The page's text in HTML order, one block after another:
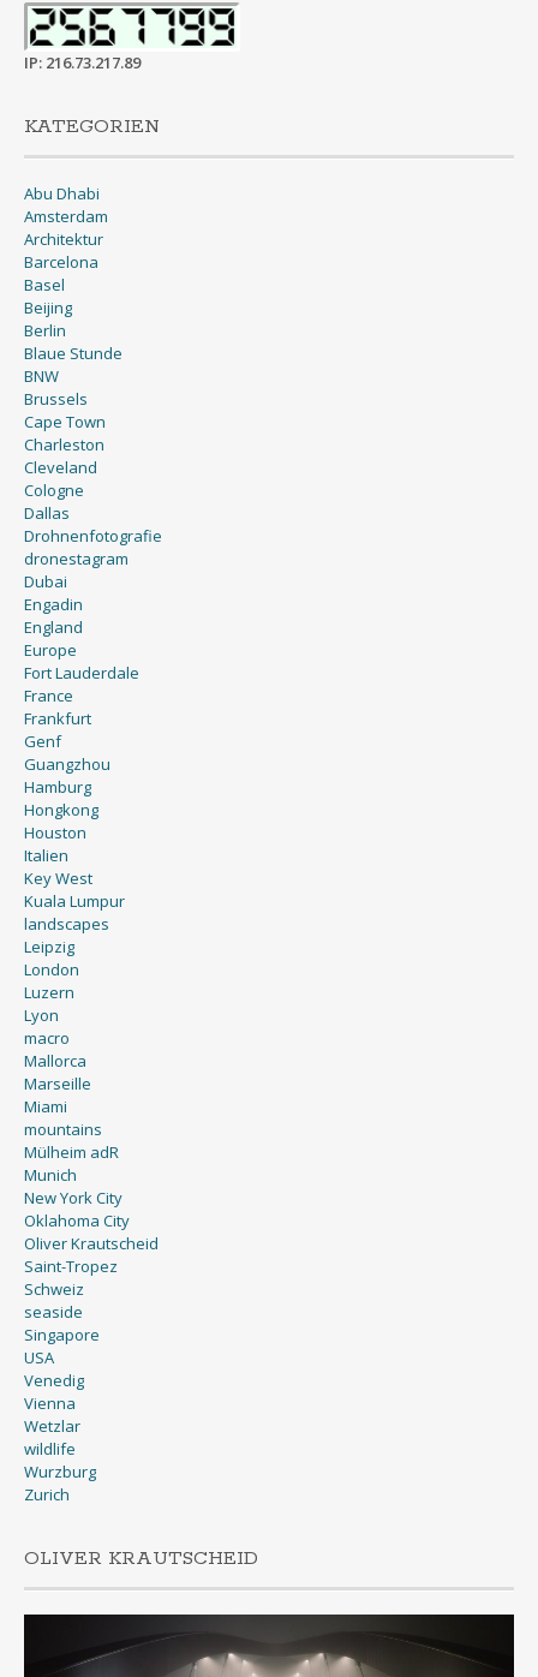
IP: 216.73.217.89
KATEGORIEN
Abu Dhabi
Amsterdam
Architektur
Barcelona
Basel
Beijing
Berlin
Blaue Stunde
BNW
Brussels
Cape Town
Charleston
Cleveland
Cologne
Dallas
Drohnenfotografie
dronestagram
Dubai
Engadin
England
Europe
Fort Lauderdale
France
Frankfurt
Genf
Guangzhou
Hamburg
Hongkong
Houston
Italien
Key West
Kuala Lumpur
landscapes
Leipzig
London
Luzern
Lyon
macro
Mallorca
Marseille
Miami
mountains
Mülheim adR
Munich
New York City
Oklahoma City
Oliver Krautscheid
Saint-Tropez
Schweiz
seaside
Singapore
USA
Venedig
Vienna
Wetzlar
wildlife
Wurzburg
Zurich
OLIVER KRAUTSCHEID